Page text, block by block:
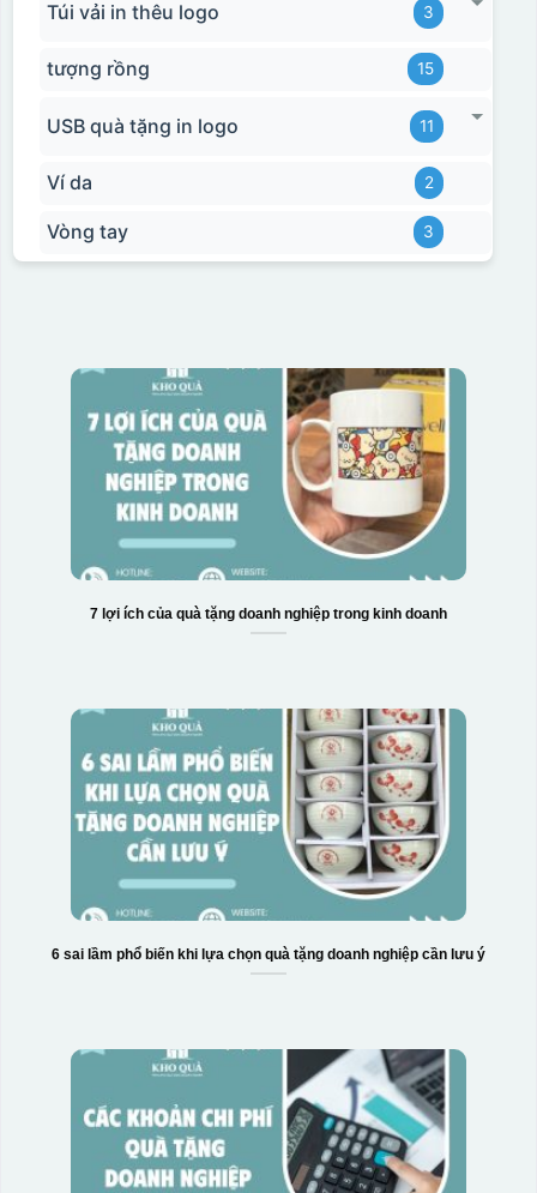
Túi vải in thêu logo 3
tượng rồng 15
USB quà tặng in logo 11
Ví da 2
Vòng tay 3
7 lợi ích của quà tặng doanh nghiệp trong kinh doanh
6 sai lầm phổ biến khi lựa chọn quà tặng doanh nghiệp cần lưu ý